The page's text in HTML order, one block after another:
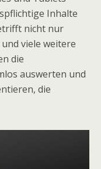
Inhalte
nicht nur
viele weitere
die
auswerten und
die